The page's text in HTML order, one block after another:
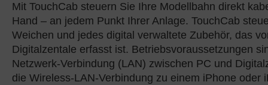
Mit TouchCab steuern Sie Ihre Modellbahn direkt
Hand – an jedem Punkt Ihrer Anlage. TouchCab
Weichen und jedes digital verwaltete Zubehör, das
Digitalzentale erfasst ist. Betriebsvoraussetzungen
Netzwerk-Verbindung (LAN) zwischen PC und
die Wireless-LAN-Verbindung zu einem iPhone oder